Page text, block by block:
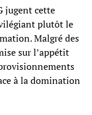
jugent cette
plutôt le
Malgré des
sur l’appétit
à la domination